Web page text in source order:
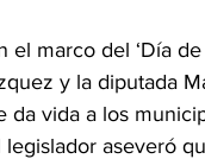
el marco del ‘Día
y la diputada
da vida a los
legislador aseveró